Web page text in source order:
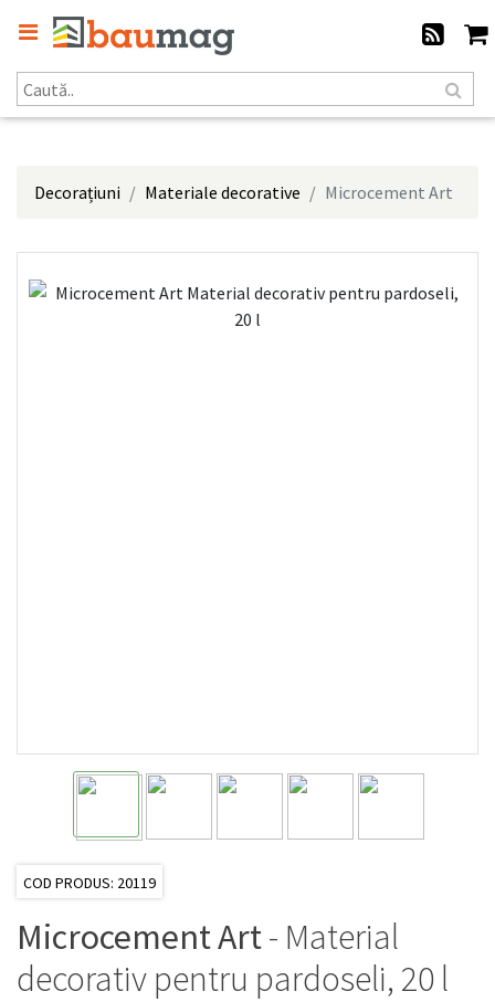
Decorațiuni Materiale decorative Microcement Art
COD PRODUS: 20119
Microcement Art- Material
decorativ pentru pardoseli, 20 l